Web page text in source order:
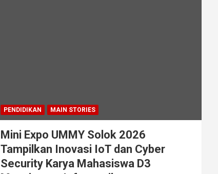
PENDIDIKAN MAIN STORIES
Mini Expo UMMY Solok 2026
Tampilkan Inovasi IoT dan Cyber
Security Karya Mahasiswa D3